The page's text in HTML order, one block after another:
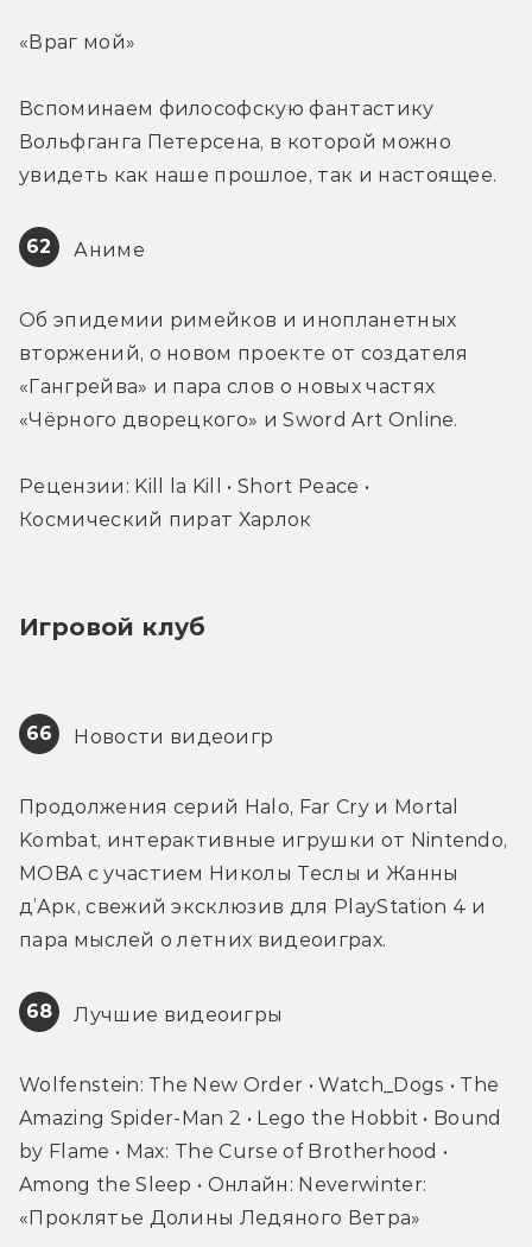
«Враг мой»
Вспоминаем философскую фантастику
Вольфганга Петерсена, в которой можно
увидеть как наше прошлое, так и настоящее.
62 Аниме
Об эпидемии римейков и инопланетных
вторжений, о новом проекте от создателя
«Гангрейва» и пара слов о новых частях
«Чёрного дворецкого» и Sword Art Online.
Рецензии: Kill la Kill • Short Peace •
Космический пират Харлок
Игровой клуб
66 Новости видеоигр
Продолжения серий Halo, Far Cry и Mortal
Kombat, интерактивные игрушки от Nintendo,
MOBA с участием Николы Теслы и Жанны
д’Арк, свежий эксклюзив для PlayStation 4 и
пара мыслей о летних видеоиграх.
68 Лучшие видеоигры
Wolfenstein: The New Order • Watch_Dogs • The
Amazing Spider-Man 2 • Lego the Hobbit • Bound
by Flame • Max: The Curse of Brotherhood •
Among the Sleep • Онлайн: Neverwinter:
«Проклятье Долины Ледяного Ветра»